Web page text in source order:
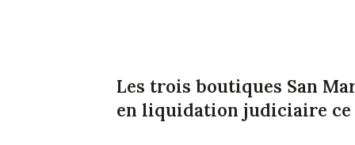
Les trois boutiques San
en liquidation judiciaire